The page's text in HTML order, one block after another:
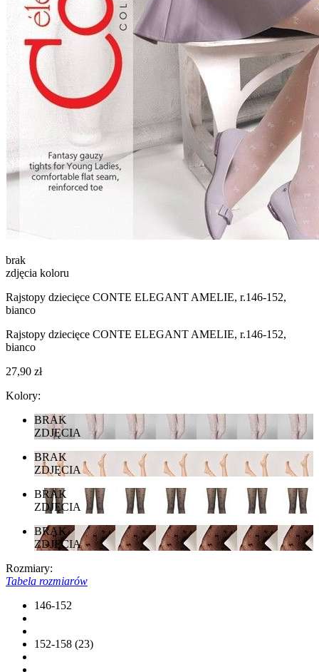
brak
zdjęcia koloru
Rajstopy dziecięce CONTE ELEGANT AMELIE, r.146-152,
bianco
Rajstopy dziecięce CONTE ELEGANT AMELIE, r.146-152,
bianco
27,90 zł
Kolory:
BRAK
ZDJĘCIA
BRAK
ZDJĘCIA
BRAK
ZDJĘCIA
BRAK
ZDJĘCIA
Rozmiary:
Tabela rozmiarów
146-152
152-158 (23)